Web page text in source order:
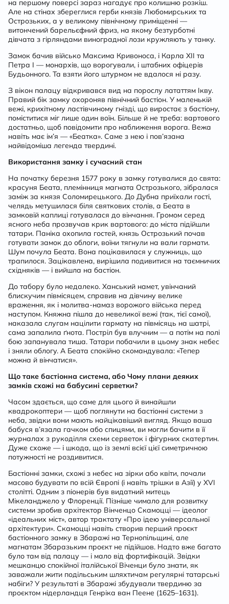
на першому поверсі зараз нагадує про колишню розкіш.
Але на стінах збереглися герби князів Любомирських та
Острозьких, а у великому північному приміщенні —
витончений барельєфний фриз, на якому безтурботні
дівчата з гірляндами виноградної лози кружляють у танку.
Замок бачив військо Максима Кривоноса, і Карла XII та
Петра І — монархів, що ворогували, і штабних офіцерів
Будьонного. Та взяти його штурмом не вдалося ні разу.
З вікон палацу відкривався вид на порослу лататтям Ікву.
Правий бік замку охороняв північний бастіон. У маленькій
вежі, крихітному ластівчиному гнізді, що виростає з бастіону,
поміститися міг лише один воїн. Більше й не треба: вартового
достатньо, щоб повідомити про наближення ворога. Вежа
навіть має ім’я — «Беатка». Саме з нею і пов’язана
найвідоміша легенда твердині.
Використання замку і сучасний стан
На початку березня 1577 року в замку готувалися до свята:
красуня Беата, племінниця магната Острозького, зібралася
заміж за князя Соломирецького. До Дубна приїхали гості,
челядь метушилася біля святкових столів, а Беата в
замковій каплиці готувалася до вінчання. Громом серед
ясного неба прозвучав крик вартового: до міста підійшли
татари. Паніка охопила гостей, князь Острозький почав
готувати замок до облоги, воїни тягнули на вали гармати.
Шум почула Беата. Вона поцікавилася у служниць, що
трапилося. Зацікавлена, вирішила подивитися на таємничих
східняків — і вийшла на бастіон.
До табору було недалеко. Ханський намет, увінчаний
блискучим півмісяцем, справив на дівчину велике
враження, як і молитва-намаз ворожого війська перед
наступом. Княжна пішла до невеликої вежі (так, тієї самої),
наказала слугам націлити гармату на півмісяць на шатрі,
сама запалила ґнота. Постріл був влучним — а потім на полі
бою запанувала тиша. Татари побачили в цьому знак небес
і зняли облогу. А Беата спокійно скомандувала: «Тепер
можна й вінчатися».
Що таке бастіонна система, або Чому плани деяких
замків схожі на бабусині серветки?
Часом здається, що саме для цього й винайшли
квадрокоптери — щоб поглянути на бастіонні системи з
неба, звідки вони мають найцікавіший вигляд. Якщо ваша
бабуся в’язала гачком або спицями, ви могли бачити в її
журналах з рукоділля схеми серветок і фігурних скатертин.
Дуже схоже — і шкода, що із землі всієї цієї симетричною
потужності не роздивитися.
Бастіонні замки, схожі з небес на зірки або квіти, почали
масово будувати по всій Європі (і навіть трішки в Азії) у XVI
столітті. Одним з піонерів був видатний митець
Мікеланджело у Флоренції. Пізніше чимало для розвитку
системи зробив архітектор Вінченцо Скамоцці — ідеолог
«ідеальних міст», автор трактату «Про ідею універсальної
архітектури». Скамоцці навіть створив перший проєкт
бастіонного замку в Збаражі на Тернопільщині, але
магнатам Збаразьким проєкт не підійшов. Надто вже багато
було там від палацу — і мало від фортифікацій. Звідки
мешканцю спокійної італійської Віченци було знати, як
заважали жити подільським шляхтичам регулярні татарські
набіги? У результаті в Збаражі збудували твердиню за
проєктом нідерландця Генріка ван Пеене (1625–1631).